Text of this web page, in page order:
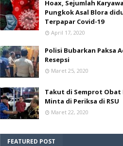
Hoax, Sejumlah
Pungkok Asal Blora
Terpapar Covid-19
April 17, 2020
Polisi Bubarkan Paksa
Resepsi
Maret 25, 2020
Takut di Semprot Obat
Minta di Periksa di RSU
Maret 22, 2020
FEATURED POST